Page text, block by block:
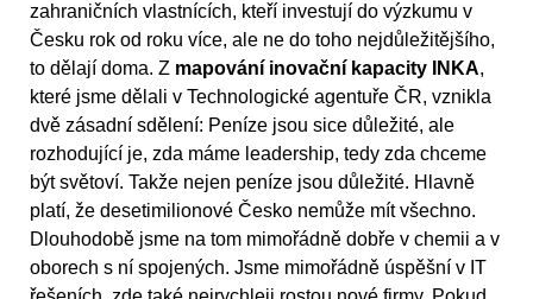
zahraničních vlastnících, kteří investují do výzkumu v
Česku rok od roku více, ale ne do toho nejdůležitějšího,
to dělají doma. Z mapování inovační kapacity INKA,
které jsme dělali v Technologické agentuře ČR, vznikla
dvě zásadní sdělení: Peníze jsou sice důležité, ale
rozhodující je, zda máme leadership, tedy zda chceme
být světoví. Takže nejen peníze jsou důležité. Hlavně
platí, že desetimilionové Česko nemůže mít všechno.
Dlouhodobě jsme na tom mimořádně dobře v chemii a v
oborech s ní spojených. Jsme mimořádně úspěšní v IT